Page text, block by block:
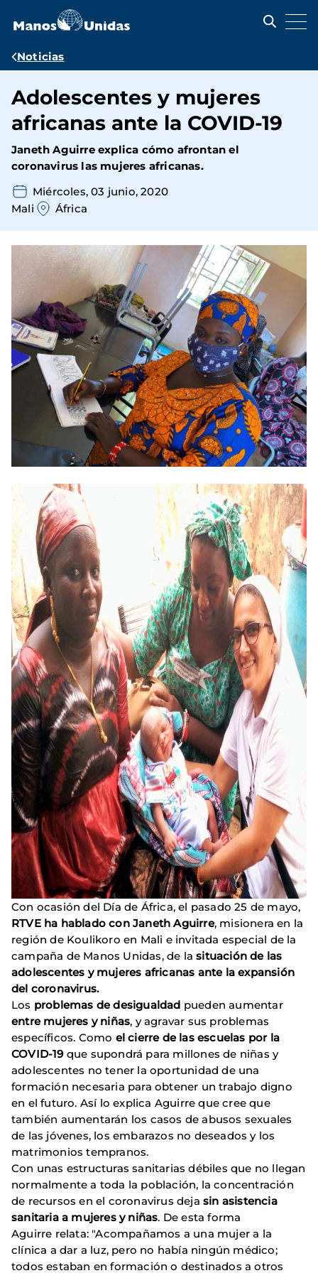
contenido
Ruta
navegación
Noticias
Adolescentes y mujeres
africanas ante la COVID-19
Janeth Aguirre explica cómo afrontan el
coronavirus las mujeres africanas.
Miércoles, 03 junio, 2020
Mali
África
Con ocasión del Día de África, el pasado 25 de mayo,
RTVE ha hablado con Janeth Aguirre, misionera en la
región de Koulikoro en Mali e invitada especial de la
campaña de Manos Unidas, de lasituación de las
adolescentes y mujeres africanas ante la expansión
del coronavirus.
Los problemas de desigualdad pueden aumentar
entre mujeres y niñas, y agravar sus problemas
específicos. Como el cierre de las escuelas por la
COVID-19que supondrá para millones de niñas y
adolescentes no tener la oportunidad de una
formación necesaria para obtener un trabajo digno
en el futuro. Así lo explica Aguirre que cree que
también aumentarán los casos de abusos sexuales
de las jóvenes, los embarazos no deseados y los
matrimonios tempranos.
Con unas estructuras sanitarias débiles que no llegan
normalmente a toda la población, la concentración
de recursos en el coronavirus deja sin asistencia
sanitaria a mujeres y niñas. De esta forma
Aguirre relata: "Acompañamos a una mujer a la
clínica a dar a luz, pero no había ningún médico;
todos estaban en formación o destinados a otros